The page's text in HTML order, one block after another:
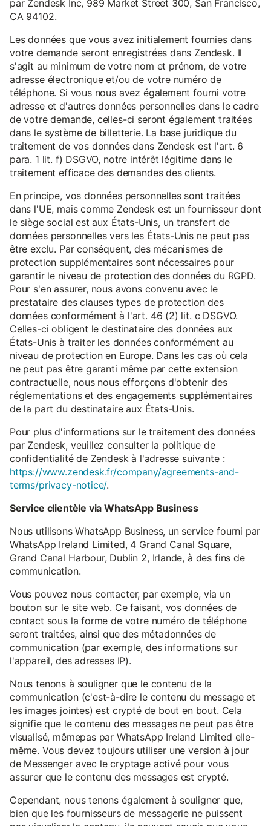
par Zendesk Inc, 989 Market Street 300, San Francisco,
CA 94102.
Les données que vous avez initialement fournies dans
votre demande seront enregistrées dans Zendesk. Il
s'agit au minimum de votre nom et prénom, de votre
adresse électronique et/ou de votre numéro de
téléphone. Si vous nous avez également fourni votre
adresse et d'autres données personnelles dans le cadre
de votre demande, celles-ci seront également traitées
dans le système de billetterie. La base juridique du
traitement de vos données dans Zendesk est l'art. 6
para. 1 lit. f) DSGVO, notre intérêt légitime dans le
traitement efficace des demandes des clients.
En principe, vos données personnelles sont traitées
dans l'UE, mais comme Zendesk est un fournisseur dont
le siège social est aux États-Unis, un transfert de
données personnelles vers les États-Unis ne peut pas
être exclu. Par conséquent, des mécanismes de
protection supplémentaires sont nécessaires pour
garantir le niveau de protection des données du RGPD.
Pour s'en assurer, nous avons convenu avec le
prestataire des clauses types de protection des
données conformément à l'art. 46 (2) lit. c DSGVO.
Celles-ci obligent le destinataire des données aux
États-Unis à traiter les données conformément au
niveau de protection en Europe. Dans les cas où cela
ne peut pas être garanti même par cette extension
contractuelle, nous nous efforçons d'obtenir des
réglementations et des engagements supplémentaires
de la part du destinataire aux États-Unis.
Pour plus d'informations sur le traitement des données
par Zendesk, veuillez consulter la politique de
confidentialité de Zendesk à l'adresse suivante :
https://www.zendesk.fr/company/agreements-and-
terms/privacy-notice/.
Service clientèle via WhatsApp Business
Nous utilisons WhatsApp Business, un service fourni par
WhatsApp Ireland Limited, 4 Grand Canal Square,
Grand Canal Harbour, Dublin 2, Irlande, à des fins de
communication.
Vous pouvez nous contacter, par exemple, via un
bouton sur le site web. Ce faisant, vos données de
contact sous la forme de votre numéro de téléphone
seront traitées, ainsi que des métadonnées de
communication (par exemple, des informations sur
l'appareil, des adresses IP).
Nous tenons à souligner que le contenu de la
communication (c'est-à-dire le contenu du message et
les images jointes) est crypté de bout en bout. Cela
signifie que le contenu des messages ne peut pas être
visualisé, mêmepas par WhatsApp Ireland Limited elle-
même. Vous devez toujours utiliser une version à jour
de Messenger avec le cryptage activé pour vous
assurer que le contenu des messages est crypté.
Cependant, nous tenons également à souligner que,
bien que les fournisseurs de messagerie ne puissent